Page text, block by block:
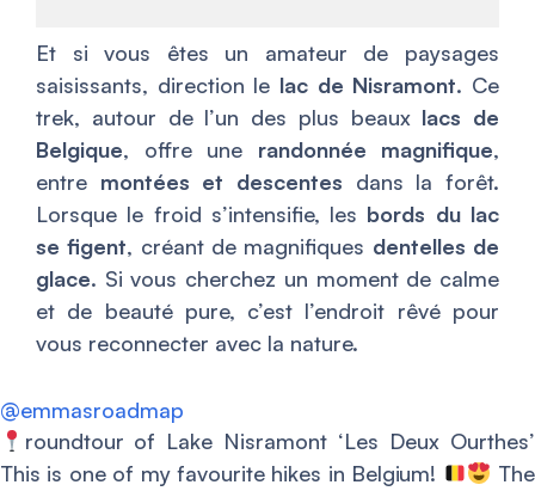
Et si vous êtes un amateur de paysages
saisissants, direction le lac de Nisramont. Ce
trek, autour de l’un des plus beaux lacs de
Belgique, offre une randonnée magnifique,
entre montées et descentes dans la forêt.
Lorsque le froid s’intensifie, les bords du lac
se figent, créant de magnifiques dentelles de
glace. Si vous cherchez un moment de calme
et de beauté pure, c’est l’endroit rêvé pour
vous reconnecter avec la nature.
@emmasroadmap
roundtour of Lake Nisramont ‘Les Deux Ourthes’
This is one of my favourite hikes in Belgium!
The